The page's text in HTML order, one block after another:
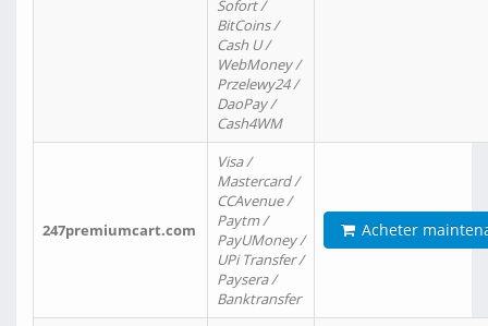
Sofort /
BitCoins /
Cash U /
WebMoney /
Przelewy24 /
DaoPay /
Cash4WM
247premiumcart.com
Visa /
Mastercard /
CCAvenue /
Paytm /
PayUMoney /
UPi Transfer /
Paysera /
Banktransfer
Acheter